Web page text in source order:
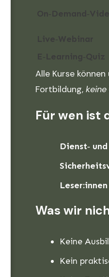
Live‑Webinar
E‑Learning‑Quiz
Alle Kurse
Fortbildung, keine
Für wen ist
Dienst‑
Leser:innen
Was wir
Keine
Kein